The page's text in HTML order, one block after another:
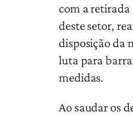
com a retirada
deste setor,
disposição da
luta para
medidas.
Ao saudar os